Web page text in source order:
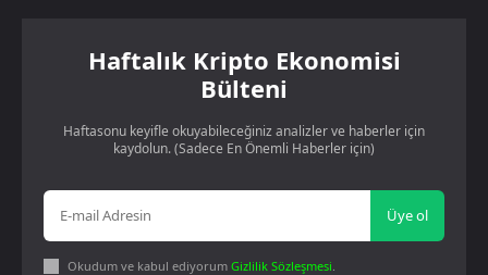
Haftalık Kripto Ekonomisi
Bülteni
Haftasonu keyifle okuyabileceğiniz analizler ve haberler için
kaydolun. (Sadece En Önemli Haberler için)
Üye ol
Okudum ve kabul ediyorum Gizlilik Sözleşmesi